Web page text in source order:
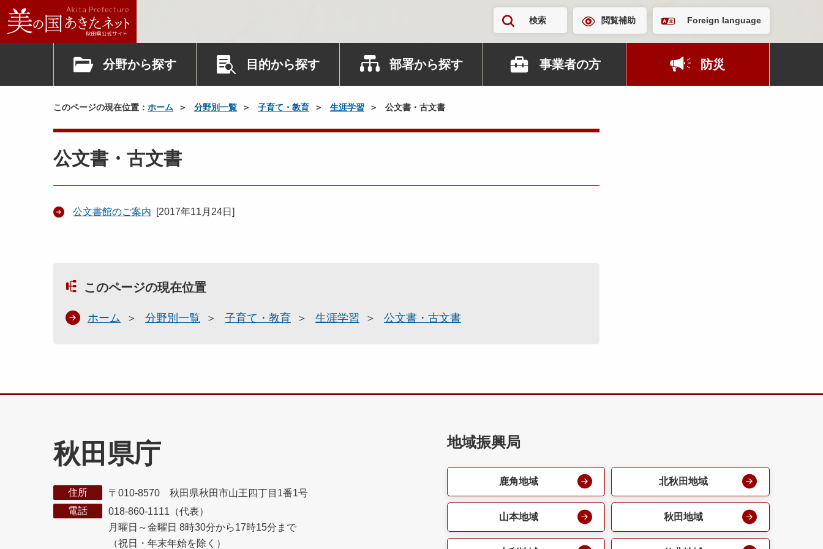
検索 閲覧補助 Foreign language
分野から探す 目的から探す 部署から探す 事業者の方 防災
このページの現在位置： ホーム 分野別一覧 子育て・教育 生涯学習 公文書・古文書
公文書・古文書
公文書館のご案内 [2017年11月24日 ]
このページの現在位置
ホーム 分野別一覧 子育て・教育 生涯学習 公文書・古文書
秋田県庁
住所
〒010-8570 秋田県秋田市山王四丁目1番1号
電話
018-860-1111（代表）
月曜日～金曜日 8時30分から17時15分まで
（祝日・年末年始を除く）
地域振興局
鹿角地域 北秋田地域
山本地域 秋田地域